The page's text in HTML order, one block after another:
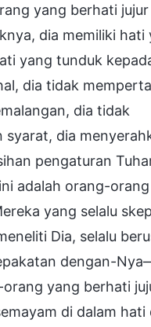
yang berhati
dia memiliki hati
yang tunduk
dia tidak
dia tidak
syarat, dia
pengaturan
adalah orang-
yang selalu
Dia, selalu
dengan-
yang berhati
di dalam hati